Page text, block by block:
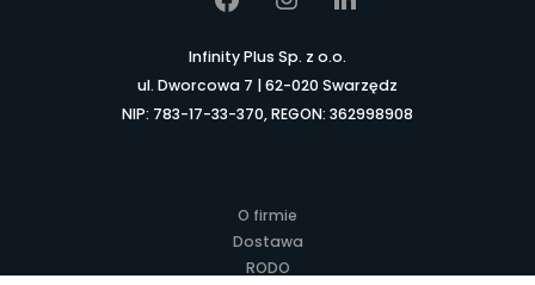
Infinity Plus Sp. z o.o.
ul. Dworcowa 7 | 62-020 Swarzędz
NIP: 783-17-33-370, REGON: 362998908
O firmie
Dostawa
RODO